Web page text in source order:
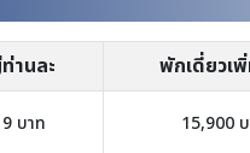
านละ พักเดี่ยวเ
บาท 15,900